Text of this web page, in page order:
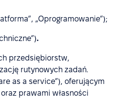
„Oprogramowanie”);
.
przedsiębiorstw,
rutynowych zadań.
as a service”), oferującym
prawami własności